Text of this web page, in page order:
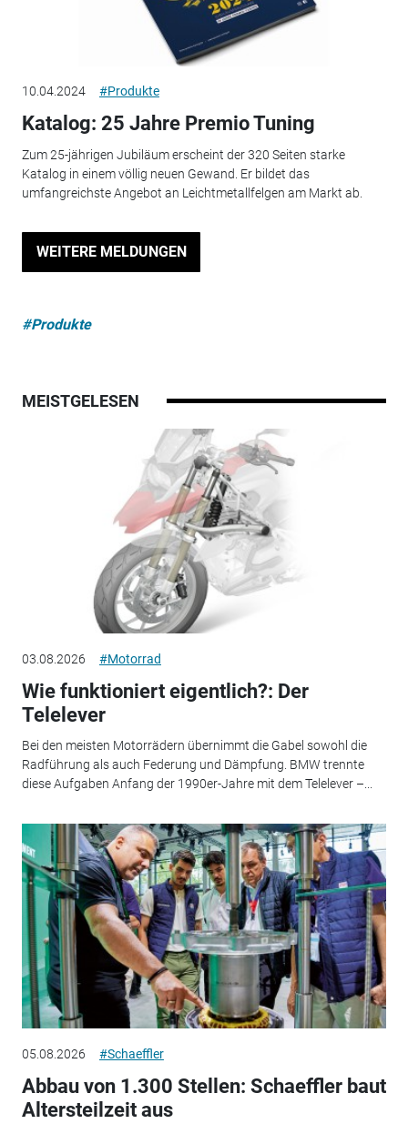
10.04.2024 #Produkte
Katalog: 25 Jahre Premio Tuning
Zum 25-jährigen Jubiläum erscheint der 320 Seiten starke
Katalog in einem völlig neuen Gewand. Er bildet das
umfangreichste Angebot an Leichtmetallfelgen am Markt ab.
WEITERE MELDUNGEN
#Produkte
MEISTGELESEN
03.08.2026 #Motorrad
Wie funktioniert eigentlich?: Der
Telelever
Bei den meisten Motorrädern übernimmt die Gabel sowohl die
Radführung als auch Federung und Dämpfung. BMW trennte
diese Aufgaben Anfang der 1990er-Jahre mit dem Telelever –...
05.08.2026 #Schaeffler
Abbau von 1.300 Stellen: Schaeffler baut
Altersteilzeit aus